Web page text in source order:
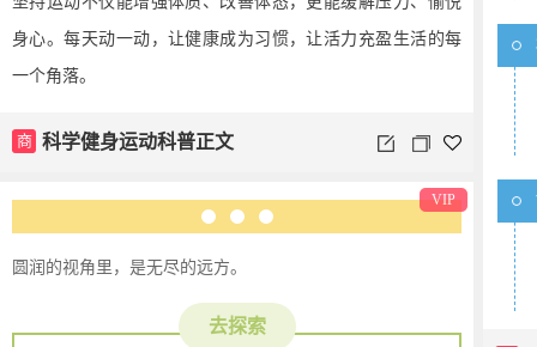
身心。每天动一动，让健康成为习惯，让活力充盈生活的每
一个角落。
商 科学健身运动科普正文
圆润的视角里，是无尽的远方。
去探索
VIP